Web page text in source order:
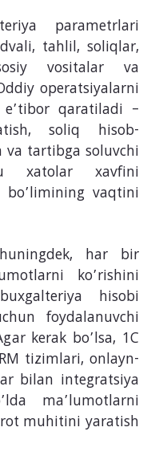
parametrlari
tahlil, soliqlar,
vositalar va
operatsiyalarni
qaratiladi –
soliq hisob-
tartibga soluvchi
xatolar xavfini
vaqtini
har bir
ko’rishini
hisobi
foydalanuvchi
kerak bo’lsa, 1C
tizimlari, onlayn-
bilan integratsiya
ma’lumotlarni
muhitini yaratish